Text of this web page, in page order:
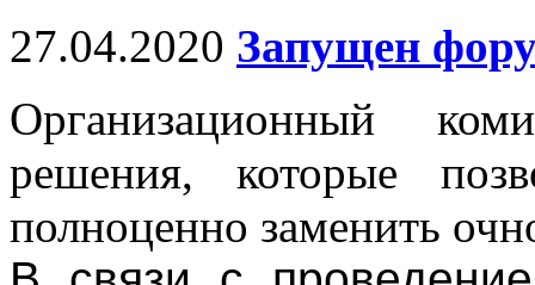
27.04.2020 Запущен
Организационный
решения, которые
полноценно заменить